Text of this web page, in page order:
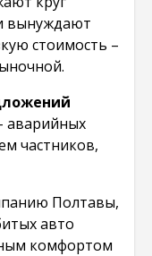
вынуждают
стоимость –
аварийных
частников,
Полтавы,
авто
комфортом